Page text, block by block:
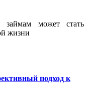
займам может стать
жизни
подход к